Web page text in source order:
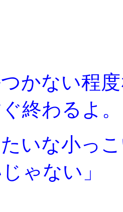
かない程
終わるよ。
いな小っ
ゃない」